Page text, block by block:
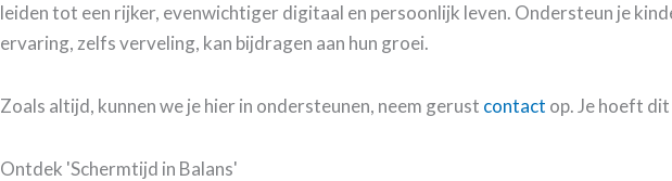
leiden tot een rijker, evenwichtiger digitaal en persoonlijk leven. Ondersteun je
ervaring, zelfs verveling, kan bijdragen aan hun groei.
Zoals altijd, kunnen we je hier in ondersteunen, neem gerust contact op. Je hoeft
Ontdek 'Schermtijd in Balans'